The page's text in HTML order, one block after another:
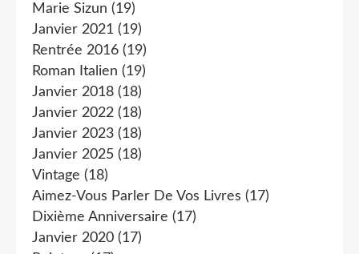
Marie Sizun (19)
Janvier 2021 (19)
Rentrée 2016 (19)
Roman Italien (19)
Janvier 2018 (18)
Janvier 2022 (18)
Janvier 2023 (18)
Janvier 2025 (18)
Vintage (18)
Aimez-Vous Parler De Vos Livres (17)
Dixième Anniversaire (17)
Janvier 2020 (17)